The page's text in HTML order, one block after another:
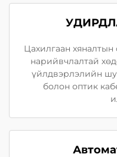
Цахилгаан
нарийвчлалтай
үйлдвэрлэлийн
болон оптик